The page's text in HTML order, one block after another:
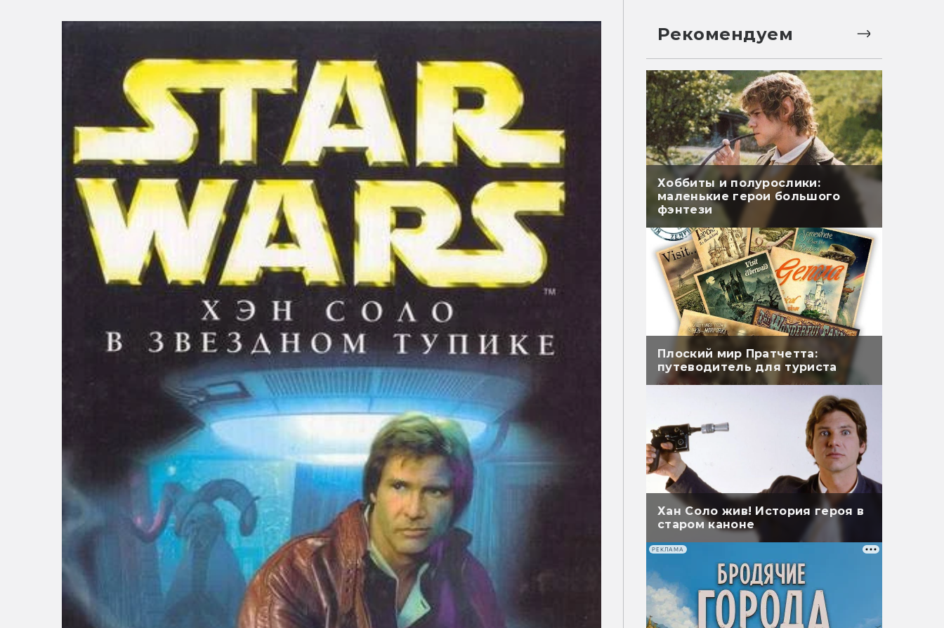
Рекомендуем
Хоббиты и полурослики:
маленькие герои большого
фэнтези
Плоский мир Пратчетта:
путеводитель для туриста
Хан Соло жив! История героя в
старом каноне
РЕКЛАМА